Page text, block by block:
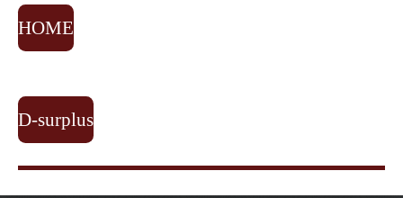
HOME
D-surplus